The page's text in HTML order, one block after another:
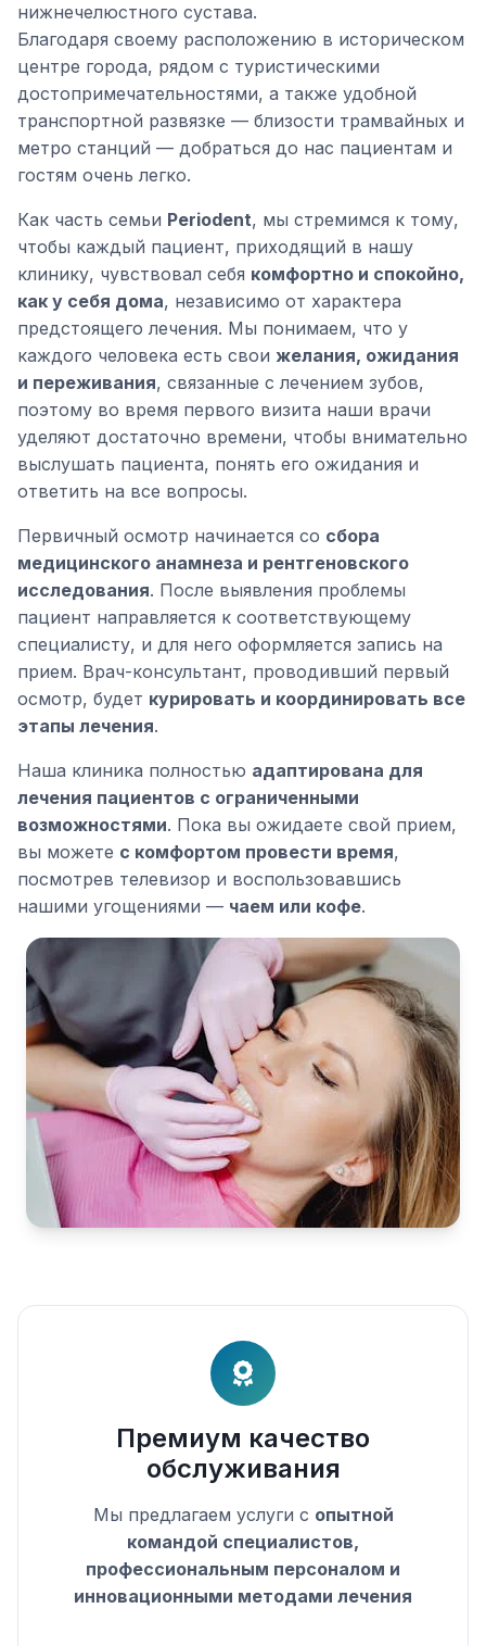
нижнечелюстного сустава.
Благодаря своему расположению в историческом
центре города, рядом с туристическими
достопримечательностями, а также удобной
транспортной развязке — близости трамвайных и
метро станций — добраться до нас пациентам и
гостям очень легко.
Как часть семьи Periodent, мы стремимся к тому,
чтобы каждый пациент, приходящий в нашу
клинику, чувствовал себя комфортно и спокойно,
как у себя дома, независимо от характера
предстоящего лечения. Мы понимаем, что у
каждого человека есть свои желания, ожидания
и переживания, связанные с лечением зубов,
поэтому во время первого визита наши врачи
уделяют достаточно времени, чтобы внимательно
выслушать пациента, понять его ожидания и
ответить на все вопросы.
Первичный осмотр начинается со сбора
медицинского анамнеза и рентгеновского
исследования. После выявления проблемы
пациент направляется к соответствующему
специалисту, и для него оформляется запись на
прием. Врач-консультант, проводивший первый
осмотр, будет курировать и координировать все
этапы лечения.
Наша клиника полностью адаптирована для
лечения пациентов с ограниченными
возможностями. Пока вы ожидаете свой прием,
вы можете с комфортом провести время,
посмотрев телевизор и воспользовавшись
нашими угощениями — чаем или кофе.
Премиум качество
обслуживания
Мы предлагаем услуги с опытной
командой специалистов,
профессиональным персоналом и
инновационными методами лечения